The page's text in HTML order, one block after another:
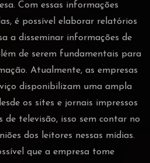
Com essas informações
é possível elaborar relatórios
a disseminar informações de
de serem fundamentais para
Atualmente, as empresas
disponibilizam uma ampla
os sites e jornais impressos
de televisão, isso sem contar no
dos leitores nessas mídias.
que a empresa tome